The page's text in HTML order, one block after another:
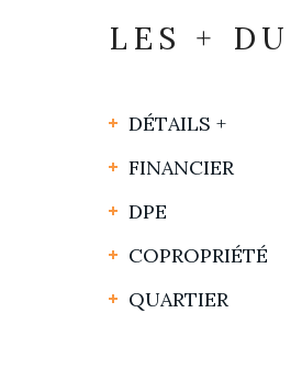
LES +
DÉTAILS +
FINANCIER
DPE
COPROPRIÉTÉ
QUARTIER